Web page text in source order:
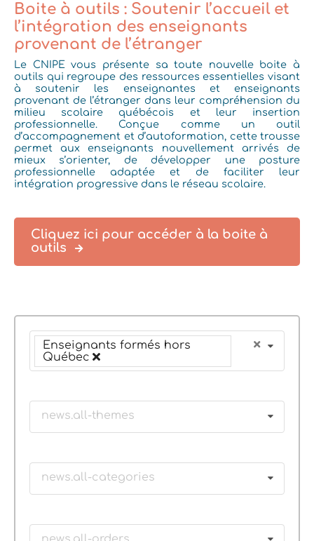
Boite à outils : Soutenir l’accueil et
l’intégration des enseignants
provenant de l’étranger
Le CNIPE vous présente sa toute nouvelle boite à
outils qui regroupe des ressources essentielles visant
à soutenir les enseignantes et enseignants
provenant de l’étranger dans leur compréhension du
milieu scolaire québécois et leur insertion
professionnelle. Conçue comme un outil
d’accompagnement et d’autoformation, cette trousse
permet aux enseignants nouvellement arrivés de
mieux s’orienter, de développer une posture
professionnelle adaptée et de faciliter leur
intégration progressive dans le réseau scolaire.
Cliquez ici pour accéder à la boite à
outils
Enseignants formés hors
Québec
news.all-themes
news.all-categories